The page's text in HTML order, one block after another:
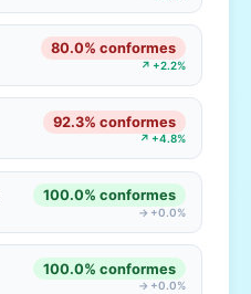
80.0% conformes
↗ +2.2%
92.3% conformes
↗ +4.8%
100.0% conformes
→ +0.0%
100.0% conformes
→ +0.0%